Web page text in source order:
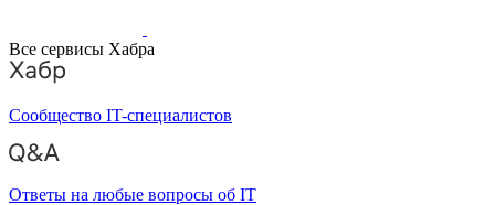
Все сервисы Хабра
Сообщество IT-специалистов
Ответы на любые вопросы об IT